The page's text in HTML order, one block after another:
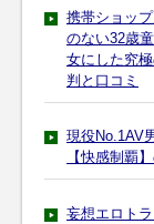
携帯ショッ
のない32歳
女にした究
判と口コミ
現役No.1AV
【快感制覇
妄想エロト